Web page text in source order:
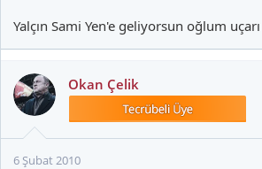
Yalçın Sami Yen'e geliyorsun oğlum
Okan Çelik
6 Şubat 2010